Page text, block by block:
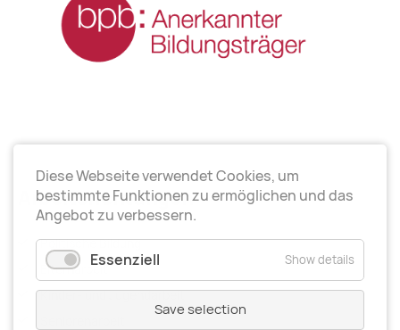
Arbeitsrichtungen
Politische Bildung
Elternarbeit
Kinder- und Jugendarbeit
Diese Webseite verwendet Cookies, um
bestimmte Funktionen zu ermöglichen und das
Angebot zu verbessern.
Essenziell Show details
Save selection